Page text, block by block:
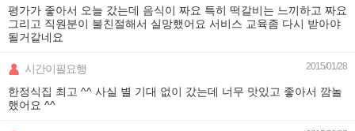
평가가 좋아서 오늘 갔는데 음식이 짜요 특히 떡갈비는 느끼하고 짜요
그리고 직원분이 불친절해서 실망했어요 서비스 교육좀 다시 받아야
될거같네요
시간이필요행 2015/01/28
한정식집 최고 ^^ 사실 별 기대 없이 갔는데 너무 맛있고 좋아서 깜놀
했어요 ^^